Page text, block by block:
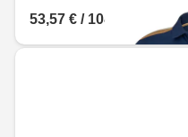
53,57 € / 104,77 лв.